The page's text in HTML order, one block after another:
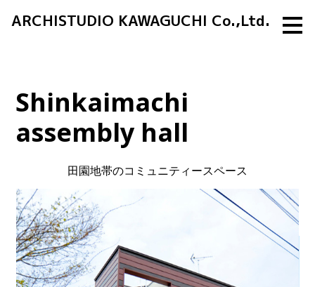
メ
イ
進
む
ARCHISTUDIO KAWAGUCHI Co.,Ltd.
Shinkaimachi
assembly hall
田園地帯のコミュニティースペース